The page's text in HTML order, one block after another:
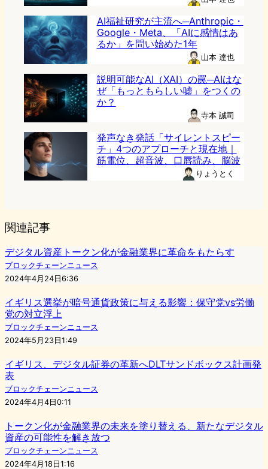
AI福祉研究が主流へ─Anthropic・
Google・Meta、「AIに感情はあ
るか」を問い始めた1年
山本 達也
説明可能なAI（XAI）の罠─AIはな
ぜ「もっともらしい嘘」をつくの
か？
寺本 誠司
発声なき発話「サイレントスピー
チ」4つのアプローチと現在地｜
筋電位、超音波、口唇読み、脳波
りょうとく
関連記事
デジタル資産トークン化が金融業界に革命をもたらす
ブロックチェーンニュース
2024年4月24日6:36
イギリス選挙が暗号通貨政策に与える影響：保守党vs労働
党の対立浮上
ブロックチェーンニュース
2024年5月23日1:49
イギリス、デジタル証券の革新へDLTサンドボックス計画発
表
ブロックチェーンニュース
2024年4月4日0:11
トークン化が金融業界の未来を塗り替える、新たなデジタル
資産の可能性を解き放つ
ブロックチェーンニュース
2024年4月18日1:16